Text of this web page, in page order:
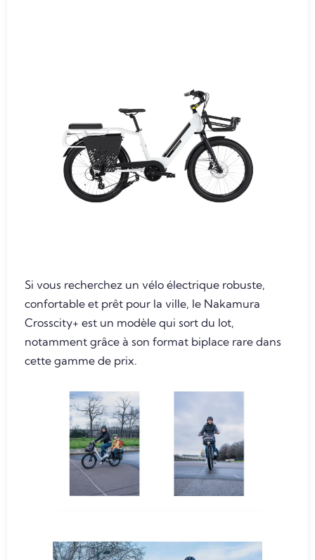
Si vous recherchez un vélo électrique robuste,
confortable et prêt pour la ville, le Nakamura
Crosscity+ est un modèle qui sort du lot,
notamment grâce à son format biplace rare dans
cette gamme de prix.